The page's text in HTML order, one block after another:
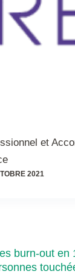
et
2021
burn-out en